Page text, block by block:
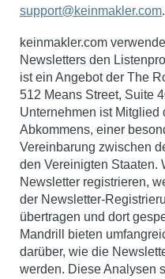
support@keinmakler.com.
keinmakler.com
Newsletters den
ist ein Angebot der The
512 Means Street, Suite
Unternehmen ist Mitglied
Abkommens, einer
Vereinbarung zwischen
den Vereinigten Staaten.
Newsletter registrieren,
der Newsletter-
übertragen und dort
Mandrill bieten
darüber, wie die
werden. Diese Analysen